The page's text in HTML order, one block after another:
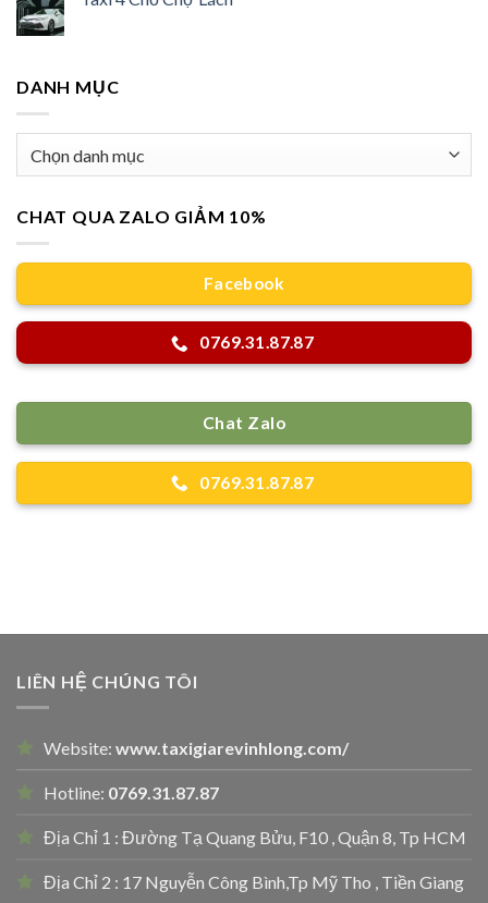
DANH MỤC
CHAT QUA ZALO GIẢM 10%
Facebook
0769.31.87.87
Chat Zalo
0769.31.87.87
LIÊN HỆ CHÚNG TÔI
Website: www.taxigiarevinhlong.com/
Hotline: 0769.31.87.87
Địa Chỉ 1 : Đường Tạ Quang Bửu, F10 , Quận 8, Tp HCM
Địa Chỉ 2 : 17 Nguyễn Công Bình,Tp Mỹ Tho , Tiền Giang